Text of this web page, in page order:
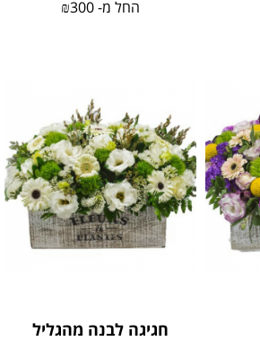
החל מ- ₪300
חגיגה לבנה מהגליל